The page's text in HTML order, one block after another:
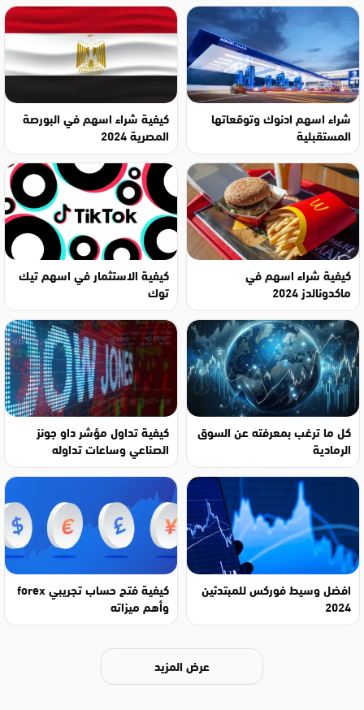
شراء اسهم ادنوك وتوقعاتها
المستقبلية
كيفية شراء اسهم في البورصة
المصرية 2024
كيفية شراء اسهم في
ماكدونالدز 2024
كيفية الاستثمار في اسهم تيك
توك
كل ما ترغب بمعرفته عن السوق
الرمادية
كيفية تداول مؤشر داو جونز
الصناعي وساعات تداوله
افضل وسيط فوركس للمبتدئين
2024
كيفية فتح حساب تجريبي forex
وأهم ميزاته
عرض المزيد